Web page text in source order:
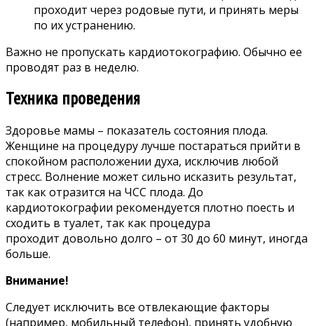
проходит через родовые пути, и принять меры
по их устранению.
Важно не пропускать кардиотокографию. Обычно ее
проводят раз в неделю.
Техника проведения
Здоровье мамы – показатель состояния плода.
Женщине на процедуру лучше постараться прийти в
спокойном расположении духа, исключив любой
стресс. Волнение может сильно исказить результат,
так как отразится на ЧСС плода. До
кардиотокографии рекомендуется плотно поесть и
сходить в туалет, так как процедура
проходит довольно долго – от 30 до 60 минут, иногда
больше.
Внимание!
Следует исключить все отвлекающие факторы
(например, мобильный телефон), принять удобную